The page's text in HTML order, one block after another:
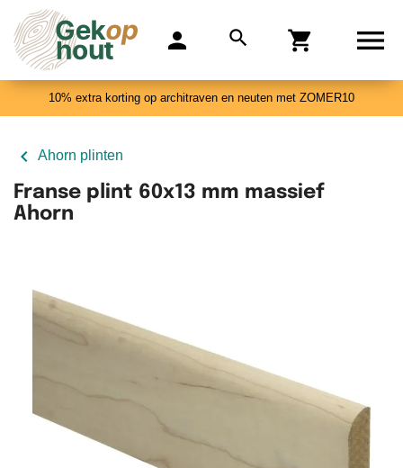
10% extra korting op architraven en neuten met ZOMER10
person search shopping_cart 
 Ahorn plinten
Franse plint 60x13 mm massief
Ahorn